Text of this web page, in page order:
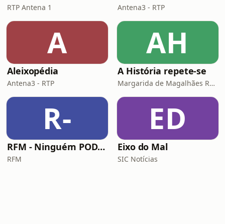
RTP Antena 1 Antena3 - RTP
A
Aleixopédia
Antena3 - RTP
AH
A História repete-se
Margarida de Magalhães Ramalho e Lourenço Pereira Coutinho
R-
RFM - Ninguém POD comigo
RFM
ED
Eixo do Mal
SIC Notícias